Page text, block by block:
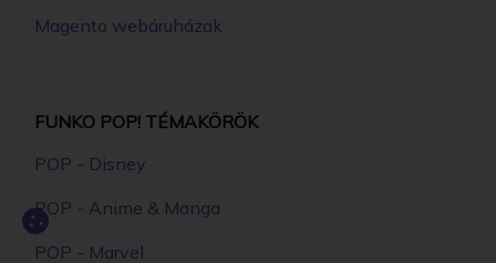
Magento webáruházak
FUNKO POP! TÉMAKÖRÖK
POP - Disney
POP - Anime & Manga
POP - Marvel